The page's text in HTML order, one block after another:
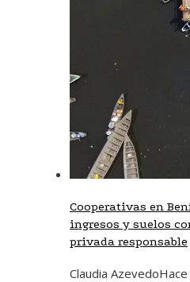
Cooperativas en
ingresos y suelos
privada responsable
Claudia Azevedo